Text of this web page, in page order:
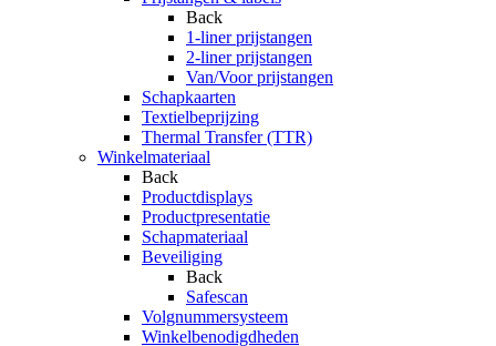
Back
1-liner prijstangen
2-liner prijstangen
Van/Voor prijstangen
Schapkaarten
Textielbeprijzing
Thermal Transfer (TTR)
Winkelmateriaal
Back
Productdisplays
Productpresentatie
Schapmateriaal
Beveiliging
Back
Safescan
Volgnummersysteem
Winkelbenodigdheden